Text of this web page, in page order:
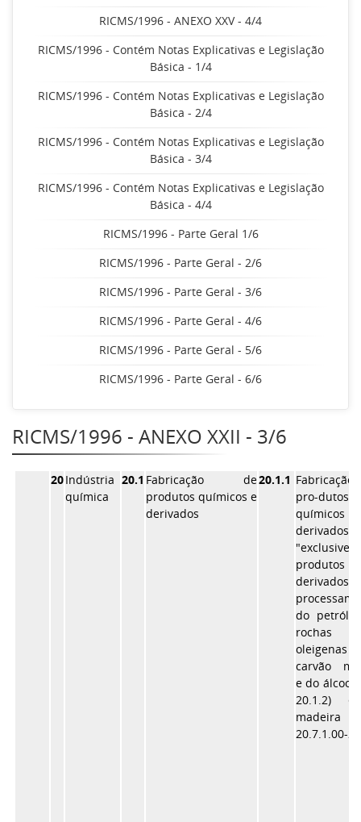
RICMS/1996 - ANEXO XXV - 4/4
RICMS/1996 - Contém Notas Explicativas e Legislação
Básica - 1/4
RICMS/1996 - Contém Notas Explicativas e Legislação
Básica - 2/4
RICMS/1996 - Contém Notas Explicativas e Legislação
Básica - 3/4
RICMS/1996 - Contém Notas Explicativas e Legislação
Básica - 4/4
RICMS/1996 - Parte Geral 1/6
RICMS/1996 - Parte Geral - 2/6
RICMS/1996 - Parte Geral - 3/6
RICMS/1996 - Parte Geral - 4/6
RICMS/1996 - Parte Geral - 5/6
RICMS/1996 - Parte Geral - 6/6
RICMS/1996 - ANEXO XXII - 3/6
20Indústria
química
20.1 Fabricação de
produtos químicos e
derivados
20.1.1
pro-dutos
derivados
"exclusive
produtos
do
rochas
carvão
e do álcool
20.1.2)
madeira
20.7.1.00-2).